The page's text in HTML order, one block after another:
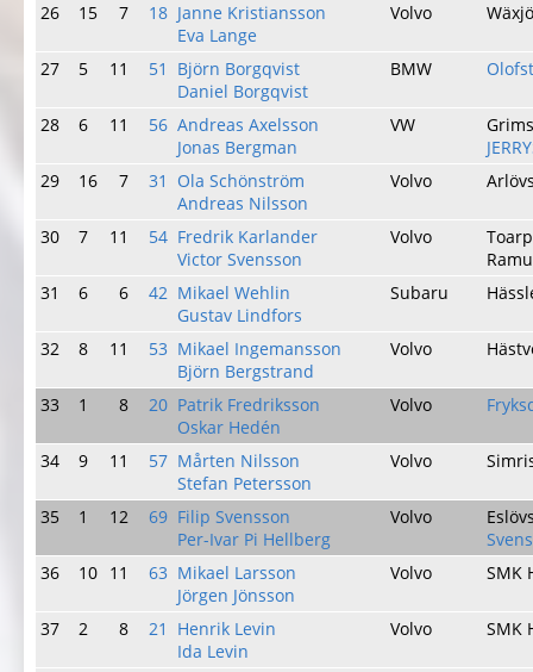
26 15 7 18 Janne Kristiansson
Eva Lange
Volvo
27 5 11 51
Björn Borgqvist
Daniel Borgqvist
BMW
28 6 11 56 Andreas Axelsson
Jonas Bergman
VW
29
16 7 31
Ola Schönström
Andreas Nilsson
Volvo
30 7 11 54 Fredrik Karlander
Victor Svensson
Volvo
31
6 6 42 Mikael Wehlin
Gustav Lindfors
Subaru
32 8 11 53 Mikael Ingemansson
Björn Bergstrand
Volvo
33 1 8 20 Patrik Fredriksson
Oskar Hedén
Volvo
34 9 11 57 Mårten Nilsson
Stefan Petersson
Volvo
35 1 12 69 Filip Svensson
Per-Ivar Pi Hellberg
Volvo
36
10 11 63 Mikael Larsson
Jörgen Jönsson
Volvo SMK
37 2 8 21
Henrik Levin
Ida Levin
Volvo SMK